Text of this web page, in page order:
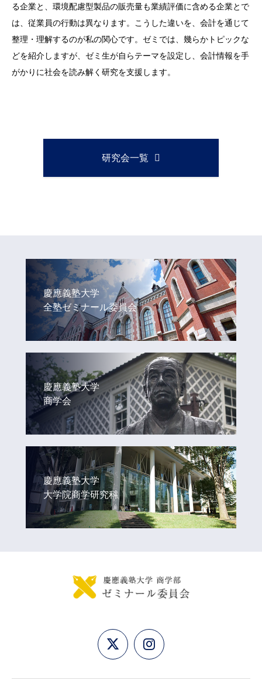
る企業と、環境配慮型製品の販売量も業績評価に含める企業とで
は、従業員の行動は異なります。こうした違いを、会計を通じて
整理・理解するのが私の関心です。ゼミでは、幾らかトピックな
どを紹介しますが、ゼミ生が自らテーマを設定し、会計情報を手
がかりに社会を読み解く研究を支援します。
研究会一覧
慶應義塾大学
全塾ゼミナール委員会
慶應義塾大学
商学会
慶應義塾大学
大学院商学研究科